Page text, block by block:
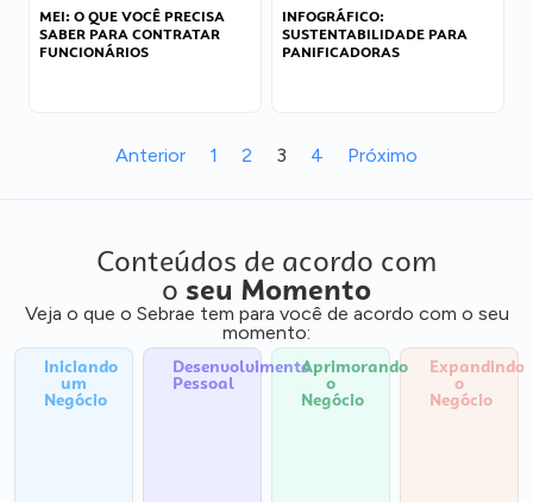
MEI: O QUE VOCÊ PRECISA
SABER PARA CONTRATAR
FUNCIONÁRIOS
INFOGRÁFICO:
SUSTENTABILIDADE PARA
PANIFICADORAS
Anterior 1 2 3 4 Próximo
Conteúdos de acordo com
o seu Momento
Veja o que o Sebrae tem para você de acordo com o seu
momento:
Iniciando
um
Negócio
Desenvolvimento
Pessoal
Aprimorando
o
Negócio
Expandindo
o
Negócio